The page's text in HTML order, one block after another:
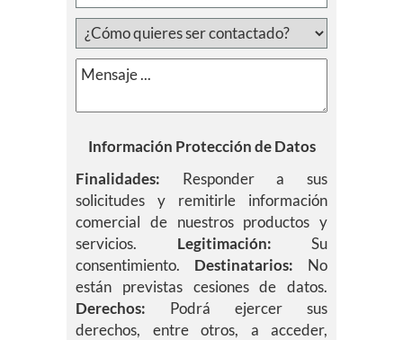
Información Protección de Datos
Finalidades: Responder a sus
solicitudes y remitirle información
comercial de nuestros productos y
servicios. Legitimación: Su
consentimiento. Destinatarios: No
están previstas cesiones de datos.
Derechos: Podrá ejercer sus
derechos, entre otros, a acceder,